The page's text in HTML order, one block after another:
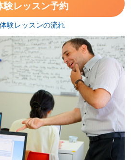
験レッスン予約
験レッスンの流れ